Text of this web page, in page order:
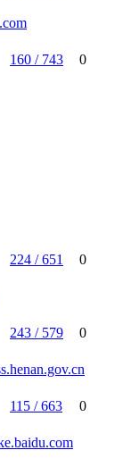
160 / 743 0
224 / 651 0
243 / 579 0
115 / 663 0